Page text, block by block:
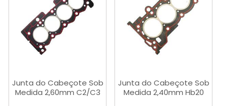
Junta do Cabeçote Sob
Medida 2,60mm C2/C3
Junta do Cabeçote Sob
Medida 2,40mm Hb20